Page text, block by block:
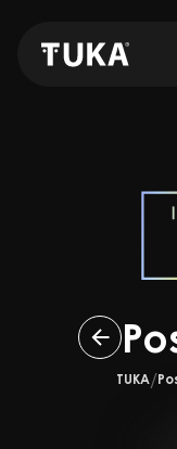
TUKA